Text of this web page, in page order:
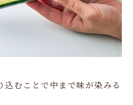
込むことで中まで味が染みる